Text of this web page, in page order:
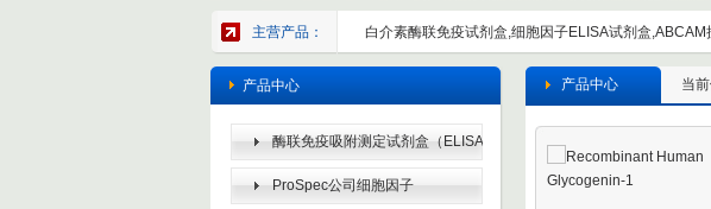
主营产品： 白介素酶联免疫试剂盒,细胞因子ELISA试剂盒
产品中心
酶联免疫吸附测定试剂盒（ELISA
KIT） ProSpec公司细胞因子
当前
产品中心